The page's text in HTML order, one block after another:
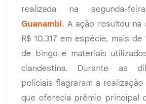
realizada na segunda-
Guanambi. A ação resultou na
R$ 10.317 em espécie, mais de
de bingo e materiais
clandestina. Durante as
policiais flagraram a
que oferecia prêmio principal